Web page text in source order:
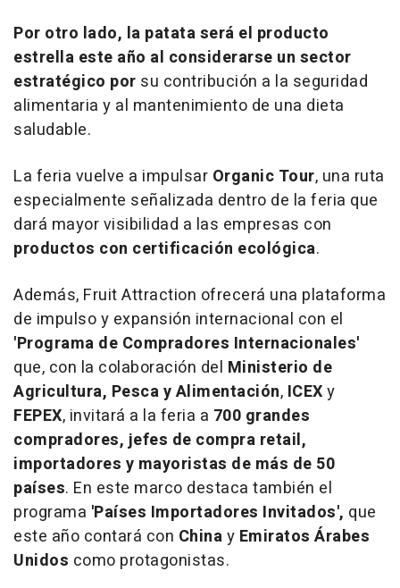
Por otro lado, la patataserá el producto
estrella este año al considerarse un sector
estratégico por su contribución a la seguridad
alimentaria y al mantenimiento de una dieta
saludable.
La feria vuelve a impulsar Organic Tour, una ruta
especialmente señalizada dentro de la feria que
dará mayor visibilidad a las empresas con
productos con certificación ecológica.
Además, Fruit Attraction ofrecerá una plataforma
de impulso y expansión internacional con el
'Programa de Compradores Internacionales'
que, con la colaboración del Ministerio de
Agricultura, Pesca y Alimentación, ICEXy
FEPEX, invitará a la feria a 700 grandes
compradores, jefes de compra retail,
importadores y mayoristas de más de 50
países. En este marco destaca también el
programa 'Países Importadores Invitados', que
este año contará con Chinay Emiratos Árabes
Unidos como protagonistas.